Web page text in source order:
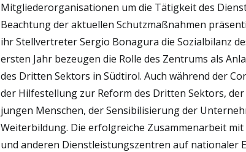
Mitgliederorganisationen um die Tätigkeit des
Beachtung der aktuellen Schutzmaßnahmen
ihr Stellvertreter Sergio Bonagura die Sozialbilanz
ersten Jahr bezeugen die Rolle des Zentrums als
des Dritten Sektors in Südtirol. Auch während der
der Hilfestellung zur Reform des Dritten Sektors,
jungen Menschen, der Sensibilisierung der
Weiterbildung. Die erfolgreiche Zusammenarbeit
und anderen Dienstleistungszentren auf nationaler